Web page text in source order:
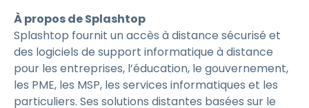
À propos de Splashtop
Splashtop fournit un accès à distance sécurisé et
des logiciels de support informatique à distance
pour les entreprises, l’éducation, le gouvernement,
les PME, les MSP, les services informatiques et les
particuliers. Ses solutions distantes basées sur le